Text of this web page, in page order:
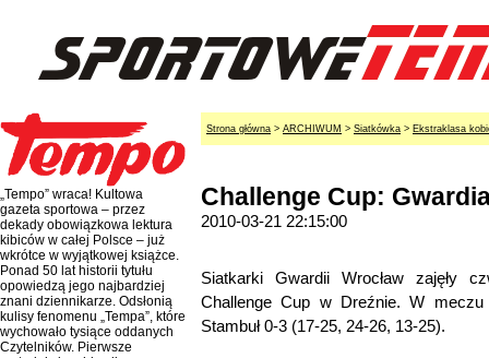
„Tempo” wraca! Kultowa
gazeta sportowa – przez
dekady obowiązkowa lektura
kibiców w całej Polsce – już
wkrótce w wyjątkowej książce.
Ponad 50 lat historii tytułu
opowiedzą jego najbardziej
znani dziennikarze. Odsłonią
kulisy fenomenu „Tempa”, które
wychowało tysiące oddanych
Czytelników. Pierwsze
Strona główna > ARCHIWUM > Siatkówka > Ekstraklasa
Challenge Cup:
2010-03-21 22:15:00
Siatkarki Gwardii Wrocław zajęły
Challenge Cup w Dreźnie. W
Stambuł 0-3 (17-25, 24-26, 13-25).